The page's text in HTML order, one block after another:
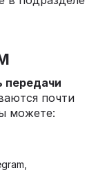
передачи
почти
можете: